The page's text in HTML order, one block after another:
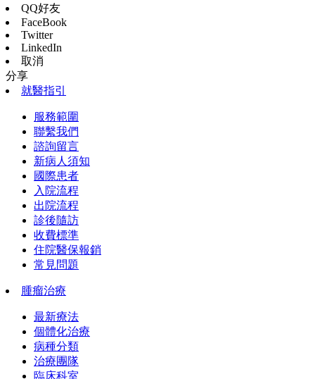
QQ好友
FaceBook
Twitter
LinkedIn
取消
分享
就醫指引
服務範圍
聯繫我們
諮詢留言
新病人須知
國際患者
入院流程
出院流程
診後隨訪
收費標準
住院醫保報銷
常見問題
腫瘤治療
最新療法
個體化治療
病種分類
治療團隊
臨床科室